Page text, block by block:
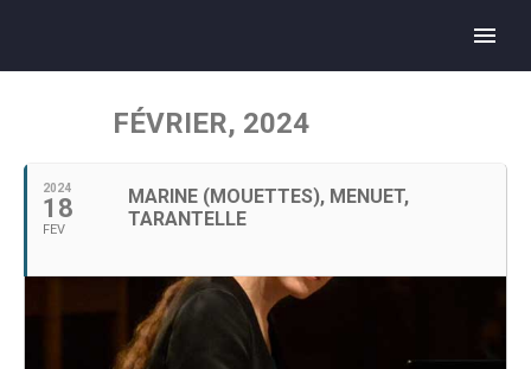
FÉVRIER, 2024
2024
18
FEV
MARINE (MOUETTES), MENUET,
TARANTELLE